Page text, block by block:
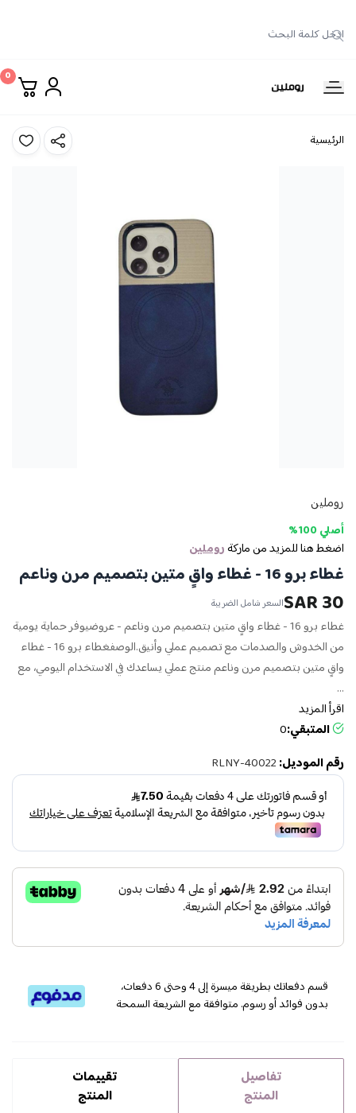
روملين
0
الرئيسية
روملين
أصلي 100%
اضغط هنا للمزيد من ماركةروملين
غطاء برو 16 - غطاء واقٍ متين بتصميم مرن وناعم
30 SAR السعر شامل الضريبة
غطاء برو 16 - غطاء واقٍ متين بتصميم مرن وناعم - عروضيوفر حماية يومية
من الخدوش والصدمات مع تصميم عملي وأنيق.الوصفغطاء برو 16 - غطاء
واقٍ متين بتصميم مرن وناعم منتج عملي يساعدك في الاستخدام اليومي، مع
...
اقرأ المزيد
المتبقي:0
رقم الموديل: RLNY-40022
قسم دفعاتك بطريقة ميسرة إلى 4 وحتى 6 دفعات،
بدون فوائد أو رسوم. متوافقة مع الشريعة السمحة
تفاصيل
المنتج
تقييمات
المنتج